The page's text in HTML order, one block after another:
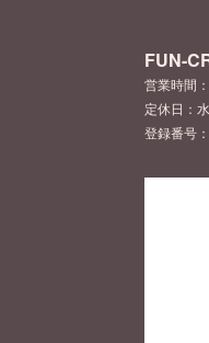
FUN-
営業時間
定休日：
登録番号